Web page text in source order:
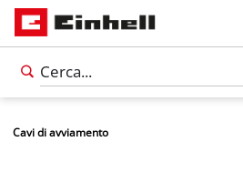
Cavi di avviamento